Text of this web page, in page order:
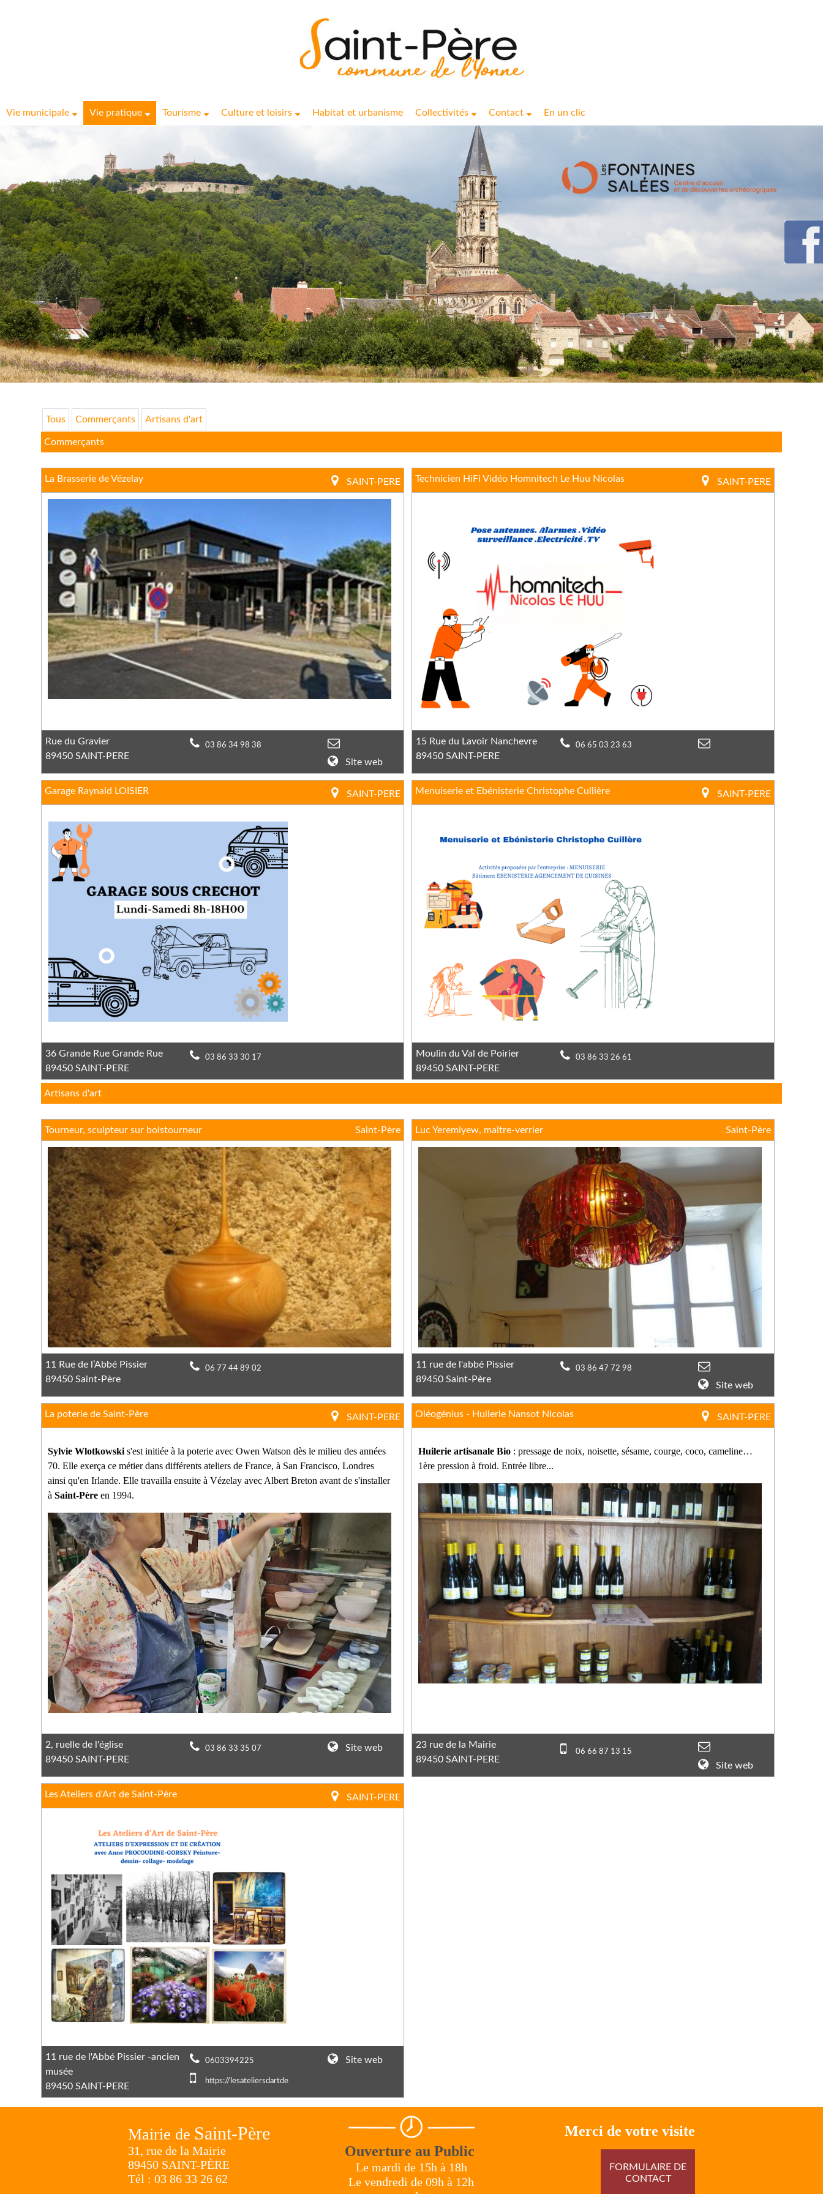
Vie municipale Vie pratique Tourisme Culture et loisirs Habitat et urbanisme Collectivités Contact En un clic
Tous Commerçants Artisans d'art
Commerçants
La Brasserie de Vézelay SAINT-PERE
Rue du Gravier
89450 SAINT-PERE
03 86 34 98 38
Site web
Technicien HiFi Vidéo Homnitech Le Huu Nicolas SAINT-PERE
15 Rue du Lavoir Nanchevre
89450 SAINT-PERE
06 65 03 23 63
Garage Raynald LOISIER SAINT-PERE
36 Grande Rue Grande Rue
89450 SAINT-PERE
03 86 33 30 17
Menuiserie et Ebénisterie Christophe Cullière SAINT-PERE
Moulin du Val de Poirier
89450 SAINT-PERE
03 86 33 26 61
Artisans d'art
Tourneur, sculpteur sur boistourneur Saint-Père
11 Rue de l’Abbé Pissier
89450 Saint-Père
06 77 44 89 02
Luc Yeremiyew, maître-verrier Saint-Père
11 rue de l'abbé Pissier
89450 Saint-Père
03 86 47 72 98
Site web
La poterie de Saint-Père SAINT-PERE
Sylvie Wlotkowski s'est initiée à la poterie avec Owen Watson dès le milieu des années
70. Elle exerça ce métier dans différents ateliers de France, à San Francisco, Londres
ainsi qu'en Irlande. Elle travailla ensuite à Vézelay avec Albert Breton avant de s'installer
àSaint-Père en 1994.
2, ruelle de l'église
89450 SAINT-PERE
03 86 33 35 07 Site web
Oléogénius - Huilerie Nansot NIcolas SAINT-PERE
Huilerie artisanale Bio: pressage de noix, noisette, sésame, courge, coco, cameline…
1ère pression à froid. Entrée libre...
23 rue de la Mairie
89450 SAINT-PERE
06 66 87 13 15
Site web
Les Ateliers d'Art de Saint-Père SAINT-PERE
11 rue de l'Abbé Pissier -ancien
musée
89450 SAINT-PERE
0603394225
https://lesateliersdartde
Site web
Mairie de Saint-Père
31, rue de la Mairie
89450 SAINT-PÈRE
Tél : 03 86 33 26 62
Ouverture au Public
Le mardi de 15h à 18h
Le vendredi de 09h à 12h
Merci de votre visite
FORMULAIRE DE
CONTACT